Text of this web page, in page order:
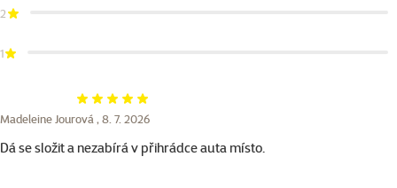
2
1
Hodnocení 100%
Madeleine Jourová , 8. 7. 2026
Dá se složit a nezabírá v přihrádce auta místo.